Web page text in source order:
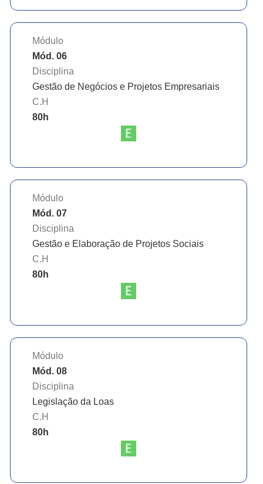
Módulo
Mód. 06
Disciplina
Gestão de Negócios e Projetos Empresariais
C.H
80h
Módulo
Mód. 07
Disciplina
Gestão e Elaboração de Projetos Sociais
C.H
80h
Módulo
Mód. 08
Disciplina
Legislação da Loas
C.H
80h